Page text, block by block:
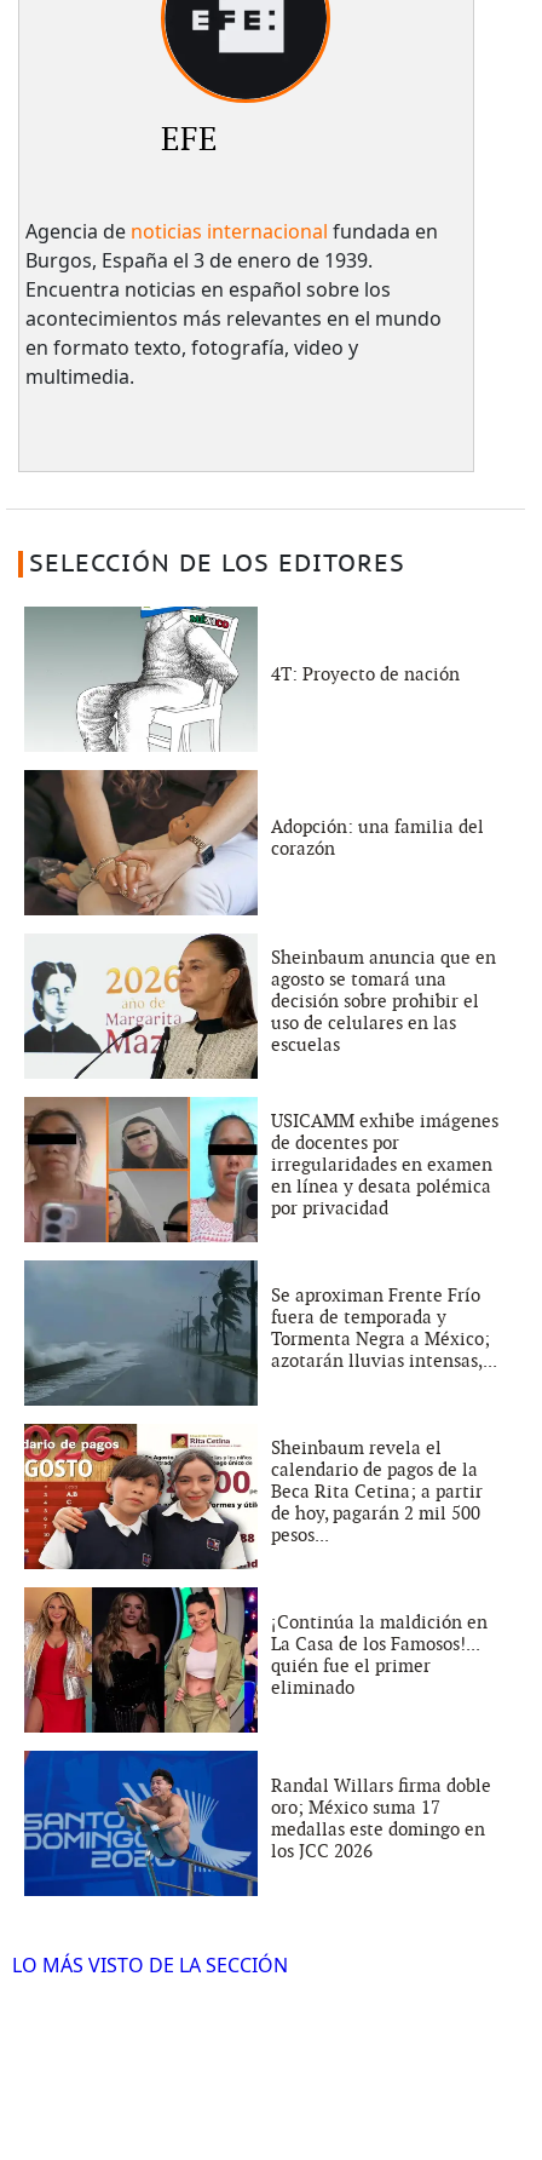
EFE
Agencia de noticias internacional fundada en
Burgos, España el 3 de enero de 1939.
Encuentra noticias en español sobre los
acontecimientos más relevantes en el mundo
en formato texto, fotografía, video y
multimedia.
SELECCIÓN DE LOS EDITORES
4T: Proyecto de nación
Adopción: una familia del
corazón
Sheinbaum anuncia que en
agosto se tomará una
decisión sobre prohibir el
uso de celulares en las
escuelas
USICAMM exhibe imágenes
de docentes por
irregularidades en examen
en línea y desata polémica
por privacidad
Se aproximan Frente Frío
fuera de temporada y
Tormenta Negra a México;
azotarán lluvias intensas,...
Sheinbaum revela el
calendario de pagos de la
Beca Rita Cetina; a partir
de hoy, pagarán 2 mil 500
pesos...
¡Continúa la maldición en
La Casa de los Famosos!...
quién fue el primer
eliminado
Randal Willars firma doble
oro; México suma 17
medallas este domingo en
los JCC 2026
LO MÁS VISTO DE LA SECCIÓN